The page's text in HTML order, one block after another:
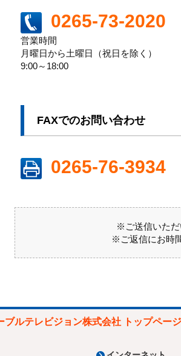
0265-73-2020
営業時間
月曜日から土曜日（祝日を除く）
9:00～18:00
FAXでのお問い合わせ
0265-76-3934
※ご送信いただ
※ご返信にお時
ブルテレビジョン株式会社 トップページ